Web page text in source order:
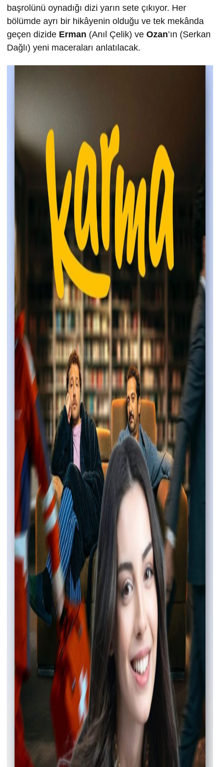
başrolünü oynadığı dizi yarın sete çıkıyor. Her
bölümde ayrı bir hikâyenin olduğu ve tek mekânda
geçen dizide Erman (Anıl Çelik) ve Ozan’ın (Serkan
Dağlı) yeni maceraları anlatılacak.